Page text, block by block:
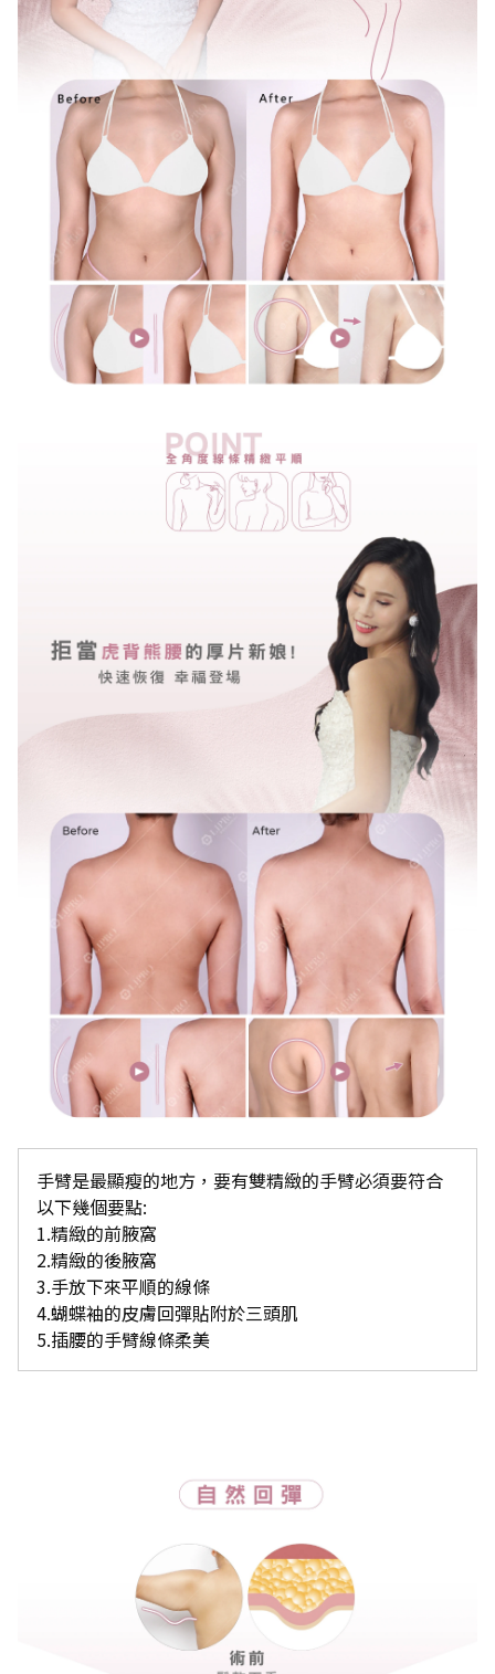
手臂是最顯瘦的地方，要有雙精緻的手臂必須要符合
以下幾個要點:
1.精緻的前腋窩
2.精緻的後腋窩
3.手放下來平順的線條
4.蝴蝶袖的皮膚回彈貼附於三頭肌
5.插腰的手臂線條柔美